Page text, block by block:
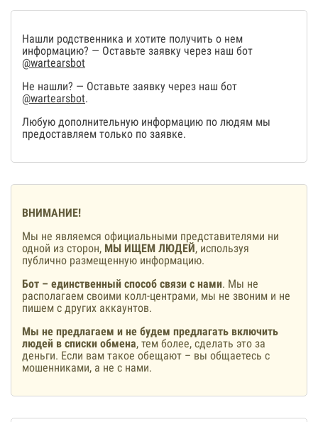
Нашли родственника и хотите получить о нем
информацию? — Оставьте заявку через наш бот
@wartearsbot
Не нашли? — Оставьте заявку через наш бот
@wartearsbot.
Любую дополнительную информацию по людям мы
предоставляем только по заявке.
ВНИМАНИЕ!
Мы не являемся официальными представителями ни
одной из сторон, МЫ ИЩЕМ ЛЮДЕЙ, используя
публично размещенную информацию.
Бот – единственный способ связи с нами. Мы не
располагаем своими колл-центрами, мы не звоним и не
пишем с других аккаунтов.
Мы не предлагаем и не будем предлагать включить
людей в списки обмена, тем более, сделать это за
деньги. Если вам такое обещают – вы общаетесь с
мошенниками, а не с нами.